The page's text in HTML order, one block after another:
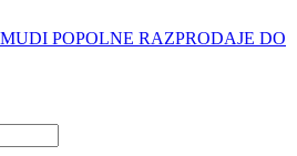
POPOLNE RAZPRODAJE DO